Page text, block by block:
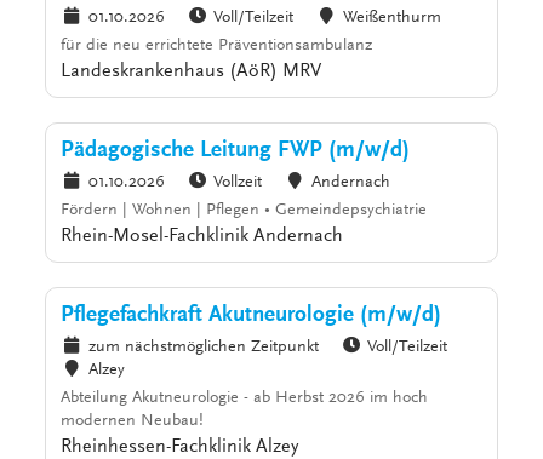
01.10.2026 Voll/Teilzeit
Weißenthurm
für die neu errichtete Präventionsambulanz
Landeskrankenhaus (AöR) MRV
Pädagogische Leitung FWP (m/w/d)
01.10.2026 Vollzeit
Andernach
Fördern | Wohnen | Pflegen • Gemeindepsychiatrie
Rhein-Mosel-Fachklinik Andernach
Pflegefachkraft Akutneurologie (m/w/d)
zum nächstmöglichen Zeitpunkt
Voll/Teilzeit
Alzey
Abteilung Akutneurologie - ab Herbst 2026 im hoch
modernen Neubau!
Rheinhessen-Fachklinik Alzey